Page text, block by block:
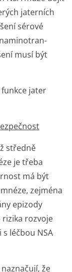
jaterních
sérové
musí být
jater
středně
je třeba
má být
zejména
epizody
rizika rozvoje
léčbou NSA
že